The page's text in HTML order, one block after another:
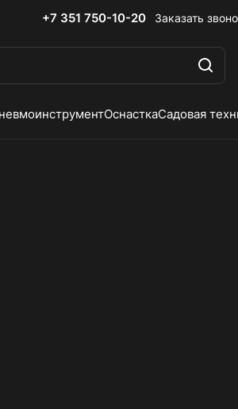
+7 351 750-10-20 Заказать
ОснасткаСадовая